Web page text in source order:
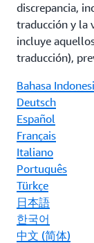
discrepancia,
traducción y la
incluye
traducción),
Bahasa
Deutsch
Español
Français
Italiano
Português
Türkçe
日本語
한국어
中文 (简体)